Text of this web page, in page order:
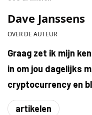
Dave Janssens
OVER DE AUTEUR
Graag zet ik mijn
in om jou dagelijks
cryptocurrency en
artikelen